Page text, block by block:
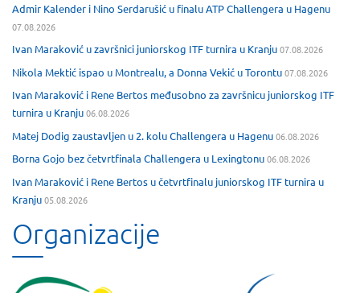
Admir Kalender i Nino Serdarušić u finalu ATP Challengera u Hagenu
07.08.2026
Ivan Maraković u završnici juniorskog ITF turnira u Kranju07.08.2026
Nikola Mektić ispao u Montrealu, a Donna Vekić u Torontu07.08.2026
Ivan Maraković i Rene Bertos međusobno za završnicu juniorskog ITF
turnira u Kranju06.08.2026
Matej Dodig zaustavljen u 2. kolu Challengera u Hagenu06.08.2026
Borna Gojo bez četvrtfinala Challengera u Lexingtonu06.08.2026
Ivan Maraković i Rene Bertos u četvrtfinalu juniorskog ITF turnira u
Kranju05.08.2026
Organizacije